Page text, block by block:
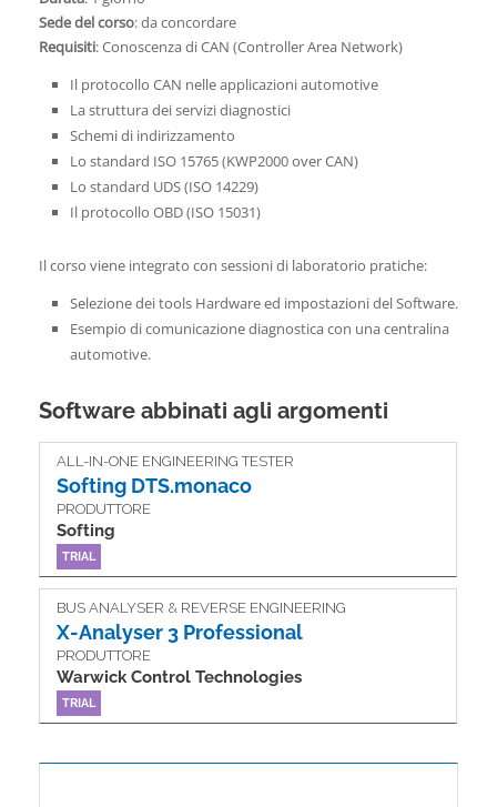
Sede del corso: da concordare
Requisiti: Conoscenza di CAN (Controller Area Network)
Il protocollo CAN nelle applicazioni automotive
La struttura dei servizi diagnostici
Schemi di indirizzamento
Lo standard ISO 15765 (KWP2000 over CAN)
Lo standard UDS (ISO 14229)
Il protocollo OBD (ISO 15031)
Il corso viene integrato con sessioni di laboratorio pratiche:
Selezione dei tools Hardware ed impostazioni del Software.
Esempio di comunicazione diagnostica con una centralina
automotive.
Software abbinati agli argomenti
ALL­-IN­-ONE ENGINEERING TESTER
Softing DTS.monaco
PRODUTTORE
Softing
TRIAL
BUS ANALYSER & REVERSE ENGINEERING
X-Analyser 3 Professional
PRODUTTORE
Warwick Control Technologies
TRIAL